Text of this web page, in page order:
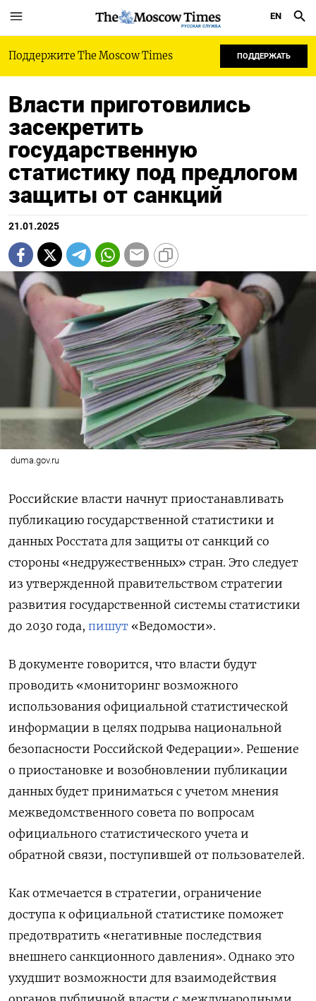
РУССКАЯ СЛУЖБА
EN
Поддержите The Moscow Times ПОДДЕРЖАТЬ
Власти приготовились
засекретить
государственную
статистику под предлогом
защиты от санкций
21.01.2025
duma.gov.ru
Российские власти начнут приостанавливать
публикацию государственной статистики и
данных Росстата для защиты от санкций со
стороны «недружественных» стран. Это следует
из утвержденной правительством стратегии
развития государственной системы статистики
до 2030 года, пишут «Ведомости».
В документе говорится, что власти будут
проводить «мониторинг возможного
использования официальной статистической
информации в целях подрыва национальной
безопасности Российской Федерации». Решение
о приостановке и возобновлении публикации
данных будет приниматься с учетом мнения
межведомственного совета по вопросам
официального статистического учета и
обратной связи, поступившей от пользователей.
Как отмечается в стратегии, ограничение
доступа к официальной статистике поможет
предотвратить «негативные последствия
внешнего санкционного давления». Однако это
ухудшит возможности для взаимодействия